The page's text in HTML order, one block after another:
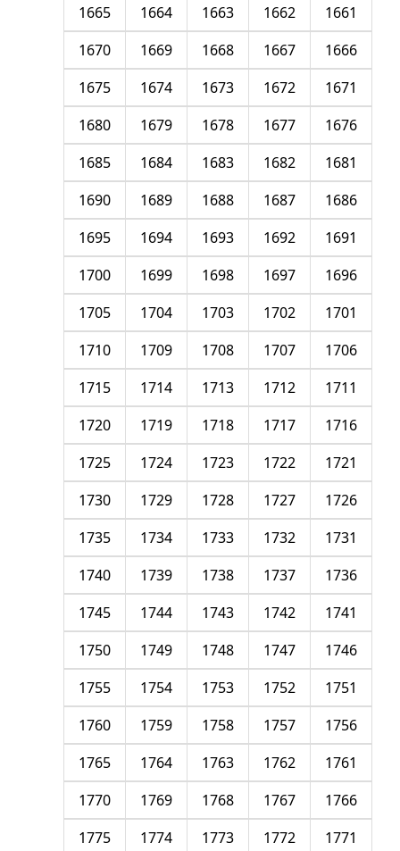
1661
1662
1663
1664
1665
1666
1667
1668
1669
1670
1671
1672
1673
1674
1675
1676
1677
1678
1679
1680
1681
1682
1683
1684
1685
1686
1687
1688
1689
1690
1691
1692
1693
1694
1695
1696
1697
1698
1699
1700
1701
1702
1703
1704
1705
1706
1707
1708
1709
1710
1711
1712
1713
1714
1715
1716
1717
1718
1719
1720
1721
1722
1723
1724
1725
1726
1727
1728
1729
1730
1731
1732
1733
1734
1735
1736
1737
1738
1739
1740
1741
1742
1743
1744
1745
1746
1747
1748
1749
1750
1751
1752
1753
1754
1755
1756
1757
1758
1759
1760
1761
1762
1763
1764
1765
1766
1767
1768
1769
1770
1771
1772
1773
1774
1775